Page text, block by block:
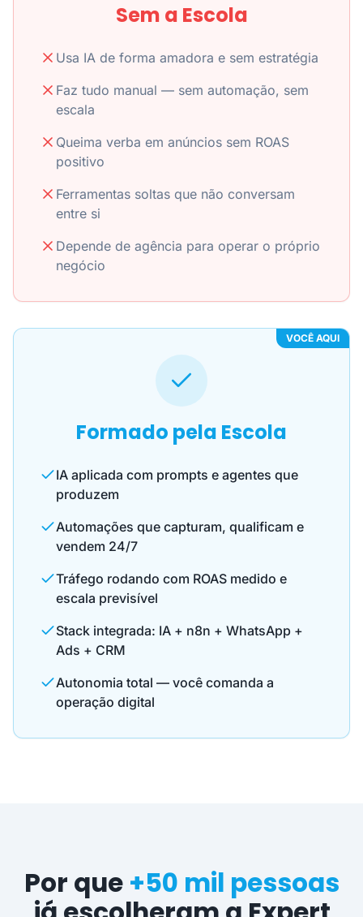
Sem a Escola
Usa IA de forma amadora e sem estratégia
Faz tudo manual — sem automação, sem
escala
Queima verba em anúncios sem ROAS
positivo
Ferramentas soltas que não conversam
entre si
Depende de agência para operar o próprio
negócio
VOCÊ AQUI
Formado pela Escola
IA aplicada com prompts e agentes que
produzem
Automações que capturam, qualificam e
vendem 24/7
Tráfego rodando com ROAS medido e
escala previsível
Stack integrada: IA + n8n + WhatsApp +
Ads + CRM
Autonomia total — você comanda a
operação digital
Por que +50 mil pessoas